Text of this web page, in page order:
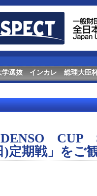
学選抜 インカレ 総理大臣
DENSO
)定期戦」をご